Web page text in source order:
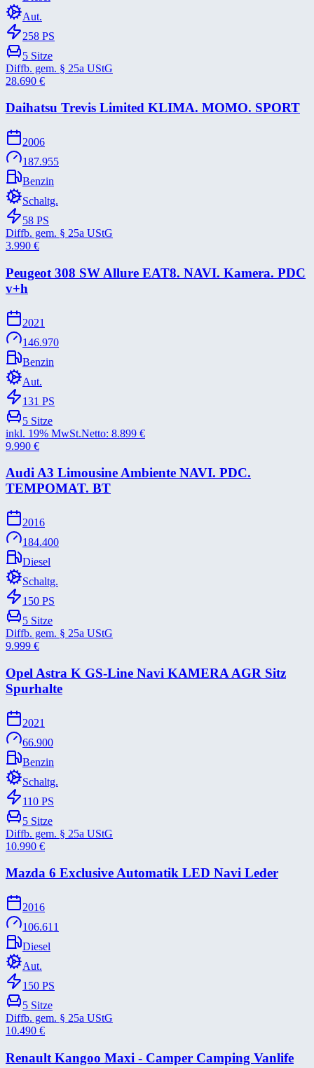
Aut.
258 PS
5 Sitze
Diffb. gem. § 25a UStG
28.690 €
Daihatsu Trevis Limited KLIMA. MOMO. SPORT
2006
187.955
Benzin
Schaltg.
58 PS
Diffb. gem. § 25a UStG
3.990 €
Peugeot 308 SW Allure EAT8. NAVI. Kamera. PDC
v+​h
2021
146.970
Benzin
Aut.
131 PS
5 Sitze
inkl. 19% MwSt.Netto: 8.899 €
9.990 €
Audi A3 Limousine Ambiente NAVI. PDC.
TEMPOMAT. BT
2016
184.400
Diesel
Schaltg.
150 PS
5 Sitze
Diffb. gem. § 25a UStG
9.999 €
Opel Astra K GS-​Line Navi KAMERA AGR Sitz
Spurhalte
2021
66.900
Benzin
Schaltg.
110 PS
5 Sitze
Diffb. gem. § 25a UStG
10.990 €
Mazda 6 Exclusive Automatik LED Navi Leder
2016
106.611
Diesel
Aut.
150 PS
5 Sitze
Diffb. gem. § 25a UStG
10.490 €
Renault Kangoo Maxi -​ Camper Camping Vanlife